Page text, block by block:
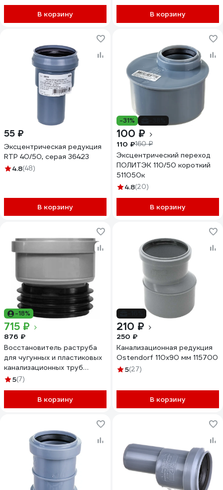
В корзину В корзину
55 ₽
Эксцентрическая редукция
RTP 40/50, серая 36423
4.8(48)
В корзину
-31%
100 ₽
110 ₽160 ₽
Эксцентрический переход
ПОЛИТЭК 110/50 короткий
511050к
4.8(20)
В корзину
-18%
715 ₽
876 ₽
Восстановитель раструба
для чугунных и пластиковых
канализационных труб
VIVALDO d110мм ШГ772765
5(7)
В корзину
210 ₽
250 ₽
Канализационная редукция
Ostendorf 110х90 мм 115700
5(27)
В корзину